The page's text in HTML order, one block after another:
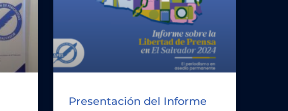
Presentación del Informe